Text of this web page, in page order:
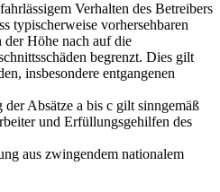
Verhalten des Betreibers
typischerweise vorhersehbaren
Höhe nach auf die
begrenzt. Dies gilt
insbesondere entgangenen
Absätze a bis c gilt sinngemäß
und Erfüllungsgehilfen des
aus zwingendem nationalem